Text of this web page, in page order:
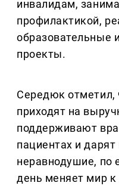
инвалидам,
профилактикой,
образовательные
проекты.
Середюк отметил,
приходят на
поддерживают
пациентах и
неравнодушие, по
день меняет мир